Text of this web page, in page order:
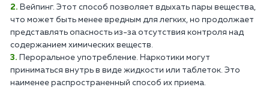
Вейпинг. Этот способ позволяет вдыхать пары вещества,
что может быть менее вредным для легких, но продолжает
представлять опасность из-за отсутствия контроля над
содержанием химических веществ.
Пероральное употребление. Наркотики могут
приниматься внутрь в виде жидкости или таблеток. Это
наименее распространенный способ их приема.